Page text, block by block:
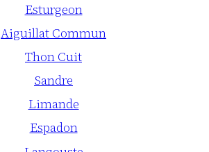
Esturgeon
Aiguillat Commun
Thon Cuit
Sandre
Limande
Espadon